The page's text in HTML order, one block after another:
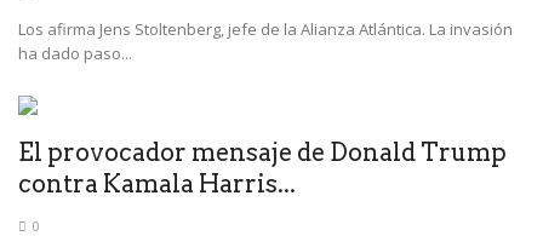
Los afirma Jens Stoltenberg, jefe de la Alianza Atlántica. La invasión
ha dado paso...
El provocador mensaje de Donald Trump
contra Kamala Harris...
0